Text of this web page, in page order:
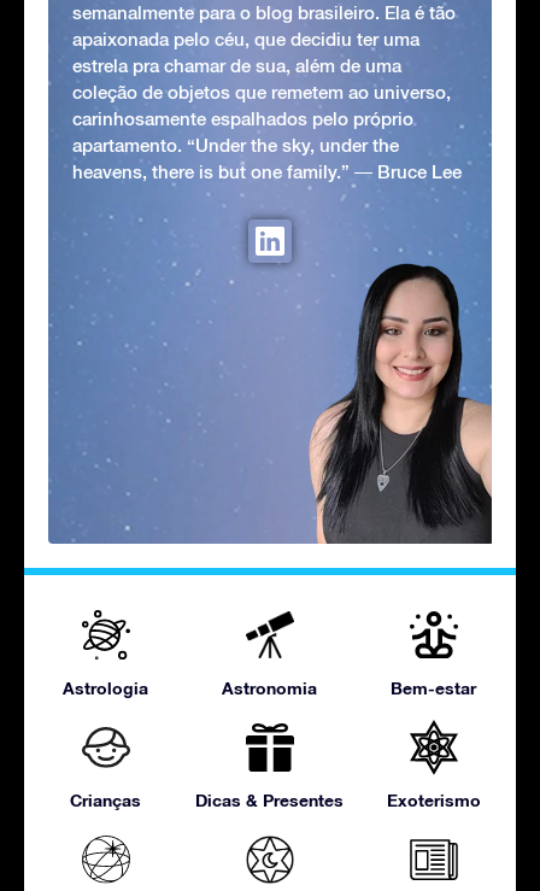
semanalmente para o blog brasileiro. Ela é tão
apaixonada pelo céu, que decidiu ter uma
estrela pra chamar de sua, além de uma
coleção de objetos que remetem ao universo,
carinhosamente espalhados pelo próprio
apartamento. “Under the sky, under the
heavens, there is but one family.” ― Bruce Lee
Astrologia Astronomia Bem-estar
Crianças Dicas & Presentes Exoterismo